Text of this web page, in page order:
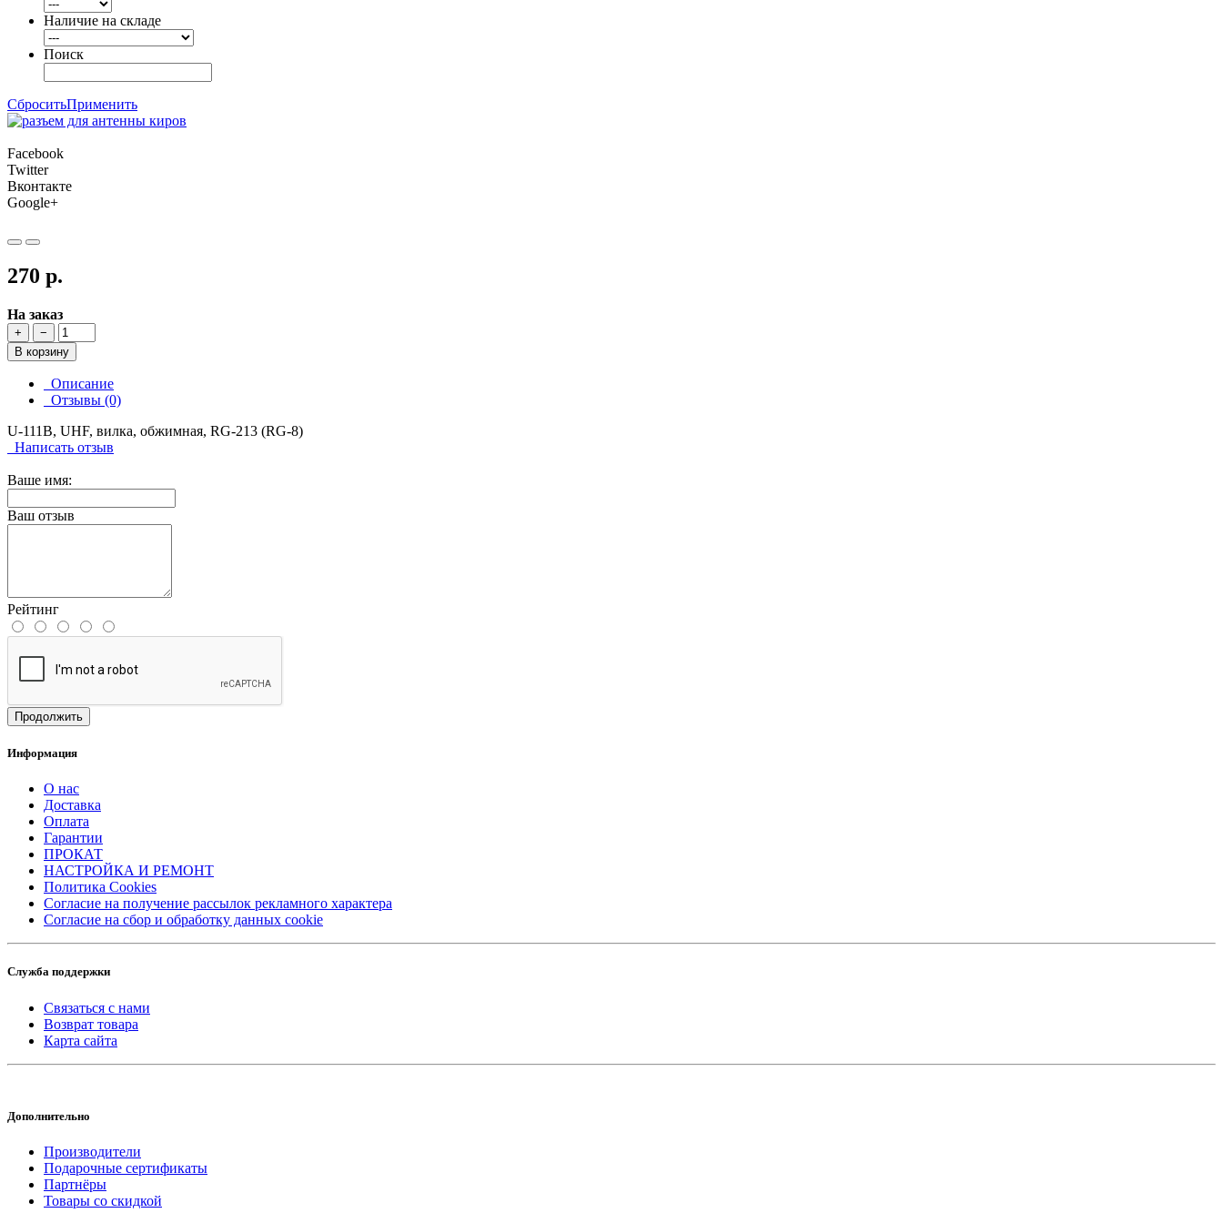
Наличие на складе
Поиск
СброситьПрименить
Facebook
Twitter
Вконтакте
Google+
270 р.
На заказ
+
−
В корзину
Описание
Отзывы (0)
U-111B, UHF, вилка, обжимная, RG-213 (RG-8)
Написать отзыв
Ваше имя:
Ваш отзыв
Рейтинг
Продолжить
Информация
О нас
Доставка
Оплата
Гарантии
ПРОКАТ
НАСТРОЙКА И РЕМОНТ
Политика Cookies
Согласие на получение рассылок рекламного характера
Согласие на сбор и обработку данных cookie
Служба поддержки
Связаться с нами
Возврат товара
Карта сайта
Дополнительно
Производители
Подарочные сертификаты
Партнёры
Товары со скидкой